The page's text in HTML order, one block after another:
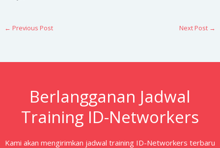
← Previous Post Next Post →
Berlangganan Jadwal
Training ID-Networkers
Kami akan mengirimkan jadwal training ID-Networkers terbaru